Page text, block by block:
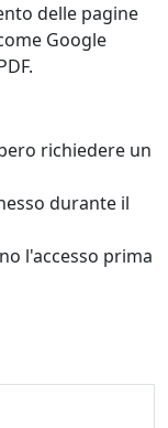
delle pagine
Google
richiedere un
durante il
l'accesso prima